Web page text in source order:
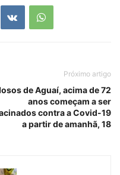
Próximo artigo
de Aguaí, acima de 72
anos começam a ser
contra a Covid-19
a partir de amanhã, 18